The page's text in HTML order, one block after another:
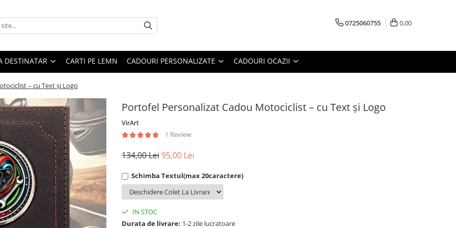
0725060755 0,00
DESTINATAR CARTI PE LEMN CADOURI PERSONALIZATE CADOURI OCAZII
– cu Text și Logo
Portofel Personalizat Cadou Motociclist – cu Text și Logo
VirArt
1 Review
134,00 Lei95,00 Lei
Schimba Textul(max 20caractere)
IN STOC
Durata de livrare: 1-2 zile lucratoare